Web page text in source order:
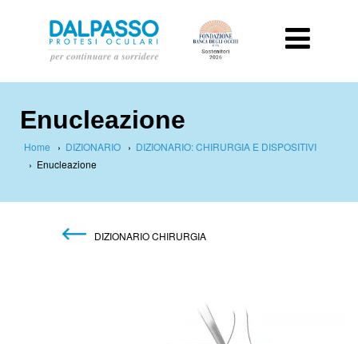
Enucleazione
Home › DIZIONARIO › DIZIONARIO: CHIRURGIA E DISPOSITIVI
› Enucleazione
DIZIONARIO CHIRURGIA